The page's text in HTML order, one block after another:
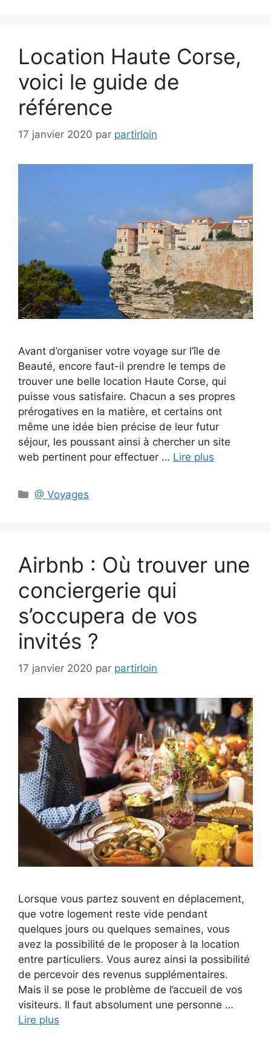
Location Haute Corse,
voici le guide de
référence
17 janvier 2020 par partirloin
Avant d’organiser votre voyage sur l’île de
Beauté, encore faut-il prendre le temps de
trouver une belle location Haute Corse, qui
puisse vous satisfaire. Chacun a ses propres
prérogatives en la matière, et certains ont
même une idée bien précise de leur futur
séjour, les poussant ainsi à chercher un site
web pertinent pour effectuer … Lire plus
Catégories
@ Voyages
Airbnb : Où trouver une
conciergerie qui
s’occupera de vos
invités ?
17 janvier 2020 par partirloin
Lorsque vous partez souvent en déplacement,
que votre logement reste vide pendant
quelques jours ou quelques semaines, vous
avez la possibilité de le proposer à la location
entre particuliers. Vous aurez ainsi la possibilité
de percevoir des revenus supplémentaires.
Mais il se pose le problème de l’accueil de vos
visiteurs. Il faut absolument une personne …
Lire plus